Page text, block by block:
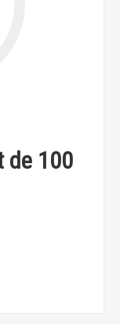
de 100